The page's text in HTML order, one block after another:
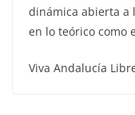
dinámica abierta a
en lo teórico como
Viva Andalucía